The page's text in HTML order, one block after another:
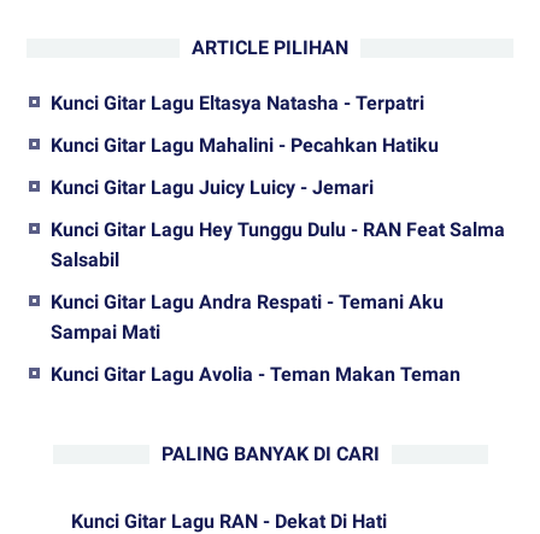
ARTICLE PILIHAN
Kunci Gitar Lagu Eltasya Natasha - Terpatri
Kunci Gitar Lagu Mahalini - Pecahkan Hatiku
Kunci Gitar Lagu Juicy Luicy - Jemari
Kunci Gitar Lagu Hey Tunggu Dulu - RAN Feat Salma
Salsabil
Kunci Gitar Lagu Andra Respati - Temani Aku
Sampai Mati
Kunci Gitar Lagu Avolia - Teman Makan Teman
PALING BANYAK DI CARI
Kunci Gitar Lagu RAN - Dekat Di Hati